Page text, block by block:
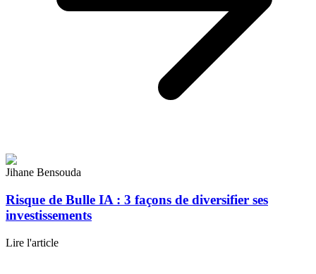
Jihane Bensouda
Risque de Bulle IA : 3 façons de diversifier ses
investissements
Lire l'article